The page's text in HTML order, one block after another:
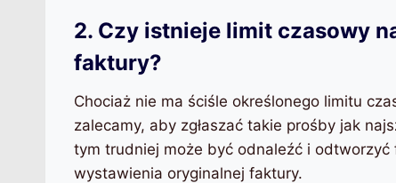
2. Czy istnieje limit czasowy
faktury?
Chociaż nie ma ściśle określonego limitu
zalecamy, aby zgłaszać takie prośby jak
tym trudniej może być odnaleźć i odtworzyć
wystawienia oryginalnej faktury.